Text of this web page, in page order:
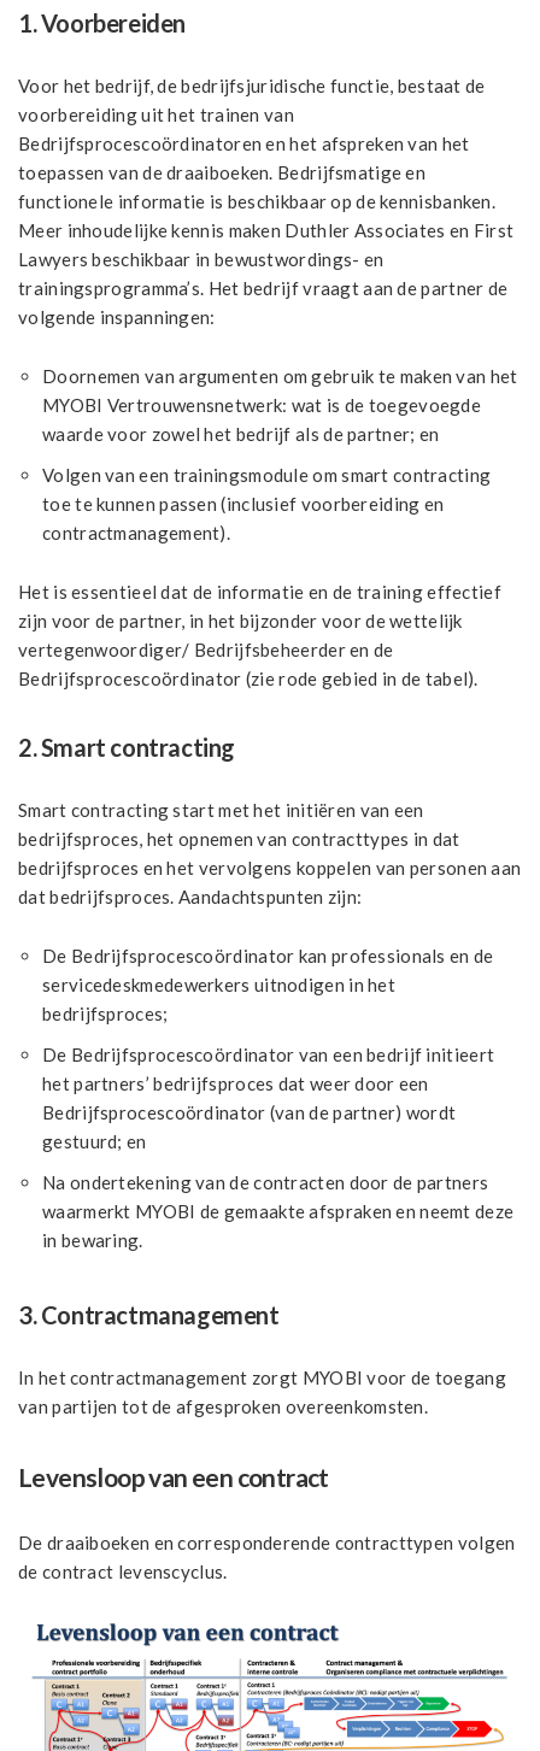
1. Voorbereiden
Voor het bedrijf, de bedrijfsjuridische functie, bestaat de
voorbereiding uit het trainen van
Bedrijfsprocescoördinatoren en het afspreken van het
toepassen van de draaiboeken. Bedrijfsmatige en
functionele informatie is beschikbaar op de kennisbanken.
Meer inhoudelijke kennis maken Duthler Associates en First
Lawyers beschikbaar in bewustwordings- en
trainingsprogramma’s. Het bedrijf vraagt aan de partner de
volgende inspanningen:
Doornemen van argumenten om gebruik te maken van het
MYOBI Vertrouwensnetwerk: wat is de toegevoegde
waarde voor zowel het bedrijf als de partner; en
Volgen van een trainingsmodule om smart contracting
toe te kunnen passen (inclusief voorbereiding en
contractmanagement).
Het is essentieel dat de informatie en de training effectief
zijn voor de partner, in het bijzonder voor de wettelijk
vertegenwoordiger/ Bedrijfsbeheerder en de
Bedrijfsprocescoördinator (zie rode gebied in de tabel).
2. Smart contracting
Smart contracting start met het initiëren van een
bedrijfsproces, het opnemen van contracttypes in dat
bedrijfsproces en het vervolgens koppelen van personen aan
dat bedrijfsproces. Aandachtspunten zijn:
De Bedrijfsprocescoördinator kan professionals en de
servicedeskmedewerkers uitnodigen in het
bedrijfsproces;
De Bedrijfsprocescoördinator van een bedrijf initieert
het partners’ bedrijfsproces dat weer door een
Bedrijfsprocescoördinator (van de partner) wordt
gestuurd; en
Na ondertekening van de contracten door de partners
waarmerkt MYOBI de gemaakte afspraken en neemt deze
in bewaring.
3. Contractmanagement
In het contractmanagement zorgt MYOBI voor de toegang
van partijen tot de afgesproken overeenkomsten.
Levensloop van een contract
De draaiboeken en corresponderende contracttypen volgen
de contract levenscyclus.